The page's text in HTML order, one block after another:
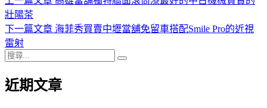
文
章
導
覽
篇
壯陽茶
下一篇文章 下
章:
海菲秀買賣中壢當舖免留車搭配Smile Pro的近視
雷射
搜
關
近期文章